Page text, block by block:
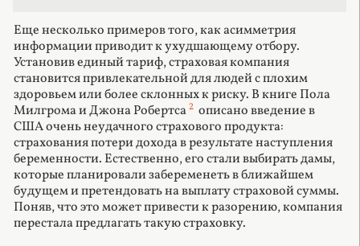
Еще несколько примеров того, как асимметрия
информации приводит к ухудшающему отбору.
Установив единый тариф, страховая компания
становится привлекательной для людей с плохим
здоровьем или более склонных к риску. В книге Пола
Милгрома и Джона Робертса2 описано введение в
США очень неудачного страхового продукта:
страхования потери дохода в результате наступления
беременности. Естественно, его стали выбирать дамы,
которые планировали забеременеть в ближайшем
будущем и претендовать на выплату страховой суммы.
Поняв, что это может привести к разорению, компания
перестала предлагать такую страховку.